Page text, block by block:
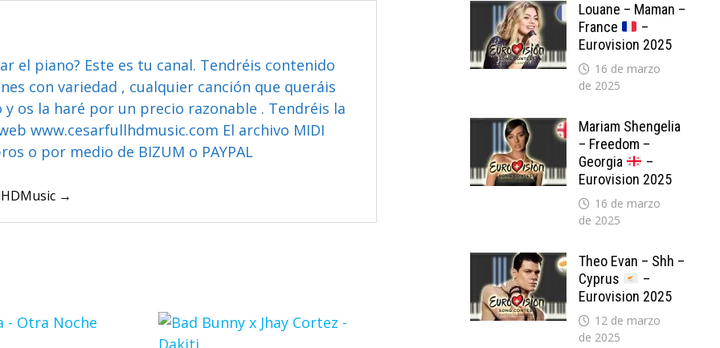
el piano? Este es tu canal. Tendréis contenido
con variedad , cualquier canción que queráis
os la haré por un precio razonable . Tendréis la
www.cesarfullhdmusic.com El archivo MIDI
o por medio de BIZUM o PAYPAL
→
Louane – Maman –
France
–
Eurovision 2025
16 de marzo
de 2025
Mariam Shengelia
– Freedom –
Georgia
–
Eurovision 2025
16 de marzo
de 2025
Theo Evan – Shh –
Cyprus
–
Eurovision 2025
12 de marzo
de 2025